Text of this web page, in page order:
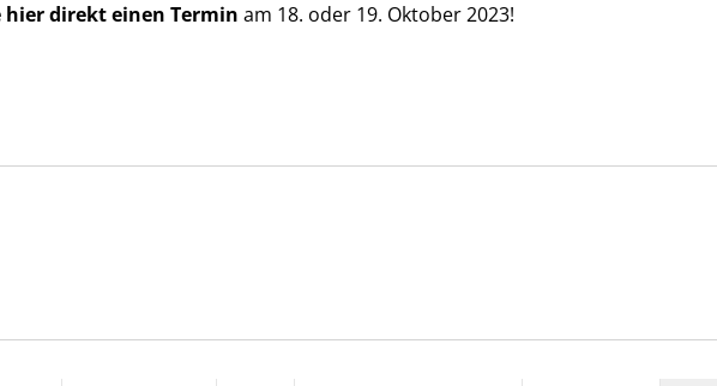
hier direkt einen Termin am 18. oder 19. Oktober 2023!